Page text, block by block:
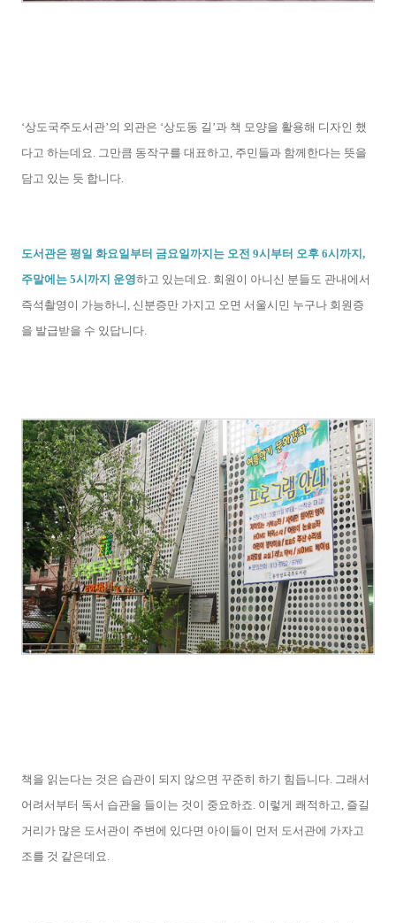
‘상도국주도서관’의 외관은 ‘상도동 길’과 책 모양을 활용해 디자인 했
다고 하는데요. 그만큼 동작구를 대표하고, 주민들과 함께한다는 뜻을
담고 있는 듯 합니다.
도서관은 평일 화요일부터 금요일까지는 오전 9시부터 오후 6시까지,
주말에는 5시까지 운영하고 있는데요. 회원이 아니신 분들도 관내에서
즉석촬영이 가능하니, 신분증만 가지고 오면 서울시민 누구나 회원증
을 발급받을 수 있답니다.
책을 읽는다는 것은 습관이 되지 않으면 꾸준히 하기 힘듭니다. 그래서
어려서부터 독서 습관을 들이는 것이 중요하죠. 이렇게 쾌적하고, 즐길
거리가 많은 도서관이 주변에 있다면 아이들이 먼저 도서관에 가자고
조를 것 같은데요.